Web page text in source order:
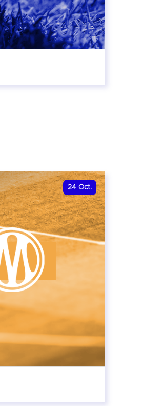
24 Oct.